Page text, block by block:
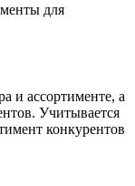
для
и ассортименте, а
Учитывается
конкурентов